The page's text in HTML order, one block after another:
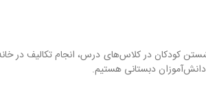
کودکان در کلاس‌های درس، انجام تکالیف در
دبستانی هستیم.